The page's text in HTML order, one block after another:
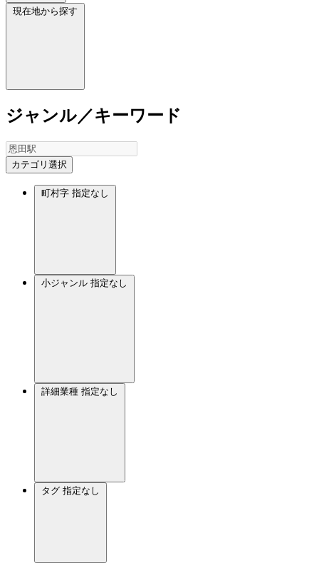
現在地から探す
ジャンル／キーワード
カテゴリ選択
町村字 指定なし
小ジャンル 指定なし
詳細業種 指定なし
タグ 指定なし